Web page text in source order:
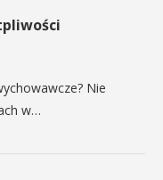
Nie
w…